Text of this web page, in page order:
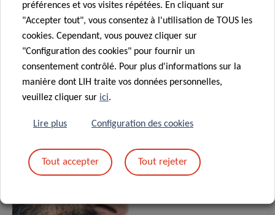
Partagez sur
Actualités associées
préférences et vos visites répétées. En cliquant sur
"Accepter tout", vous consentez à l'utilisation de TOUS les
cookies. Cependant, vous pouvez cliquer sur
"Configuration des cookies" pour fournir un
consentement contrôlé. Pour plus d'informations sur la
manière dont LIH traite vos données personnelles,
veuillez cliquer sur ici.
Lire plus Configuration des cookies
Tout accepter Tout rejeter